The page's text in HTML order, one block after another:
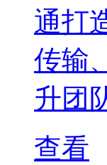
通打
传输
升团
查看